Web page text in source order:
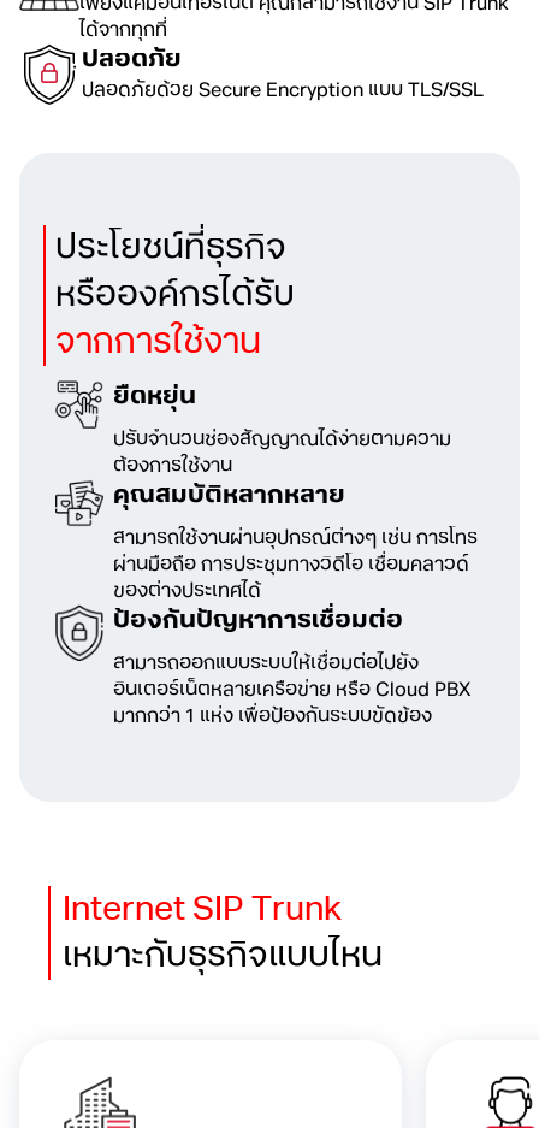
ได้จากทุกที่
ปลอดภัย
ปลอดภัยด้วย Secure Encryptionแบบ TLS/SSL
ประโยชน์ที่ธุรกิจ
หรือองค์กรได้รับ
จากการใช้งาน
ยืดหยุ่น
ปรับจำนวนช่องสัญญาณได้ง่ายตามความ
ต้องการใช้งาน
คุณสมบัติหลากหลาย
สามารถใช้งานผ่านอุปกรณ์ต่างๆ เช่น การโทร
ผ่านมือถือ การประชุมทางวิดีโอเชื่อมคลาวด์
ของต่างประเทศได้
ป้องกันปัญหาการเชื่อมต่อ
สามารถออกแบบระบบให้เชื่อมต่อไปยัง
อินเตอร์เน็ตหลายเครือข่าย หรือ Cloud PBX
มากกว่า 1 แห่ง เพื่อป้องกันระบบขัดข้อง
Internet SIP Trunk
เหมาะกับธุรกิจแบบไหน